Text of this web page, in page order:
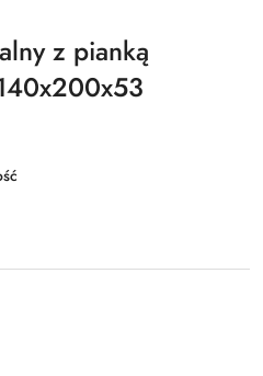
z pianką